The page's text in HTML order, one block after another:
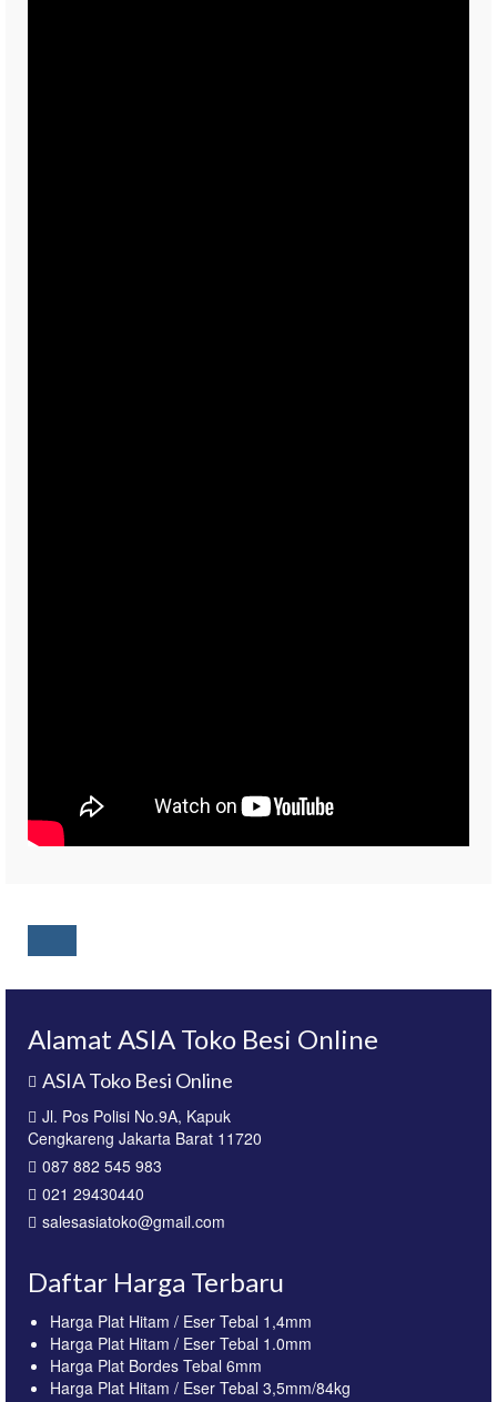
Alamat ASIA Toko Besi Online
ASIA Toko Besi Online
Jl. Pos Polisi No.9A, Kapuk
Cengkareng Jakarta Barat 11720
087 882 545 983
021 29430440
salesasiatoko@gmail.com
Daftar Harga Terbaru
Harga Plat Hitam / Eser Tebal 1,4mm
Harga Plat Hitam / Eser Tebal 1.0mm
Harga Plat Bordes Tebal 6mm
Harga Plat Hitam / Eser Tebal 3,5mm/84kg